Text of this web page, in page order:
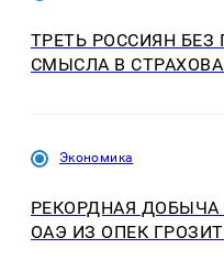
ТРЕТЬ РОССИЯН
СМЫСЛА В
Экономика
РЕКОРДНАЯ ДОБЫЧА
ОАЭ ИЗ ОПЕК